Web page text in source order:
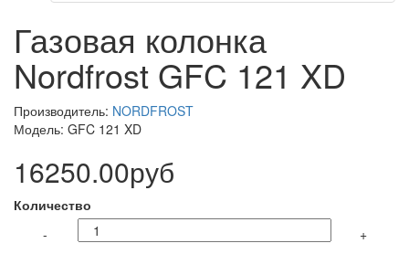
Газовая колонка
Nordfrost GFC 121 XD
Производитель: NORDFROST
Модель: GFC 121 XD
16250.00руб
Количество
-
+